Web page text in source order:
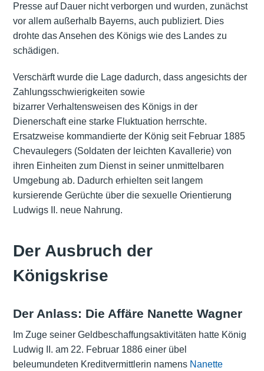
Presse auf Dauer nicht verborgen und wurden, zunächst
vor allem außerhalb Bayerns, auch publiziert. Dies
drohte das Ansehen des Königs wie des Landes zu
schädigen.
Verschärft wurde die Lage dadurch, dass angesichts der
Zahlungsschwierigkeiten sowie
bizarrer Verhaltensweisen des Königs in der
Dienerschaft eine starke Fluktuation herrschte.
Ersatzweise kommandierte der König seit Februar 1885
Chevaulegers (Soldaten der leichten Kavallerie) von
ihren Einheiten zum Dienst in seiner unmittelbaren
Umgebung ab. Dadurch erhielten seit langem
kursierende Gerüchte über die sexuelle Orientierung
Ludwigs II. neue Nahrung.
Der Ausbruch der
Königskrise
Der Anlass: Die Affäre Nanette Wagner
Im Zuge seiner Geldbeschaffungsaktivitäten hatte König
Ludwig II. am 22. Februar 1886 einer übel
beleumundeten Kreditvermittlerin namens Nanette